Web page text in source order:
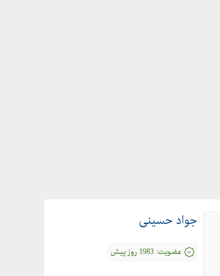
جواد حسینی
عضویت: 1983 روز پیش